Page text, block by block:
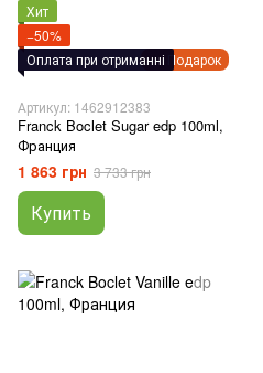
Подарок
Хит
−50%
Оплата при отриманні
Артикул: 1462912383
Franck Boclet Sugar edp 100ml,
Франция
1 863 грн 3 733 грн
Купить